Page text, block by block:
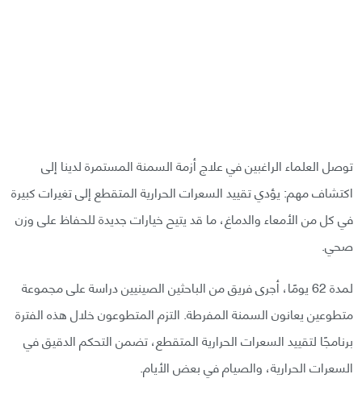
توصل العلماء الراغبين في علاج أزمة السمنة المستمرة لدينا إلى
اكتشاف مهم: يؤدي تقييد السعرات الحرارية المتقطع إلى تغيرات كبيرة
في كل من الأمعاء والدماغ، ما قد يتيح خيارات جديدة للحفاظ على وزن
صحي.
لمدة 62 يومًا، أجرى فريق من الباحثين الصينيين دراسة على مجموعة
متطوعين يعانون السمنة المفرطة. التزم المتطوعون خلال هذه الفترة
برنامجًا لتقييد السعرات الحرارية المتقطع، تضمن التحكم الدقيق في
السعرات الحرارية، والصيام في بعض الأيام.